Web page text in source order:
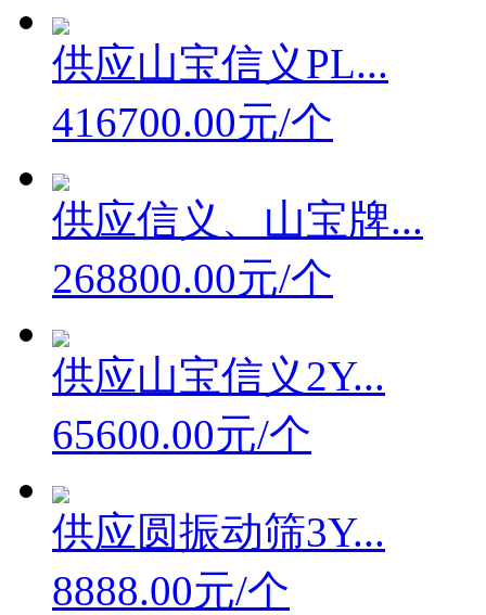
供应山宝信义PL...
416700.00元/个
供应信义、山宝牌...
268800.00元/个
供应山宝信义2Y...
65600.00元/个
供应圆振动筛3Y...
8888.00元/个